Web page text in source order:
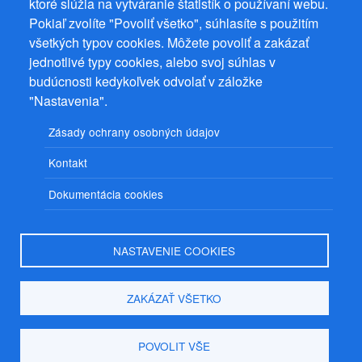
Pokiaľ zvolíte "Povoliť všetko", súhlasíte s použitím
všetkých typov cookies. Môžete povoliť a zakázať
jednotlivé typy cookies, alebo svoj súhlas v
budúcnosti kedykoľvek odvolať v záložke
"Nastavenia".
Zásady ochrany osobných údajov
Kontakt
Dokumentácia cookies
NASTAVENIE COOKIES
ZAKÁZAŤ VŠETKO
POVOLIT VŠE
© 2026PuzzleWebss.r.o.